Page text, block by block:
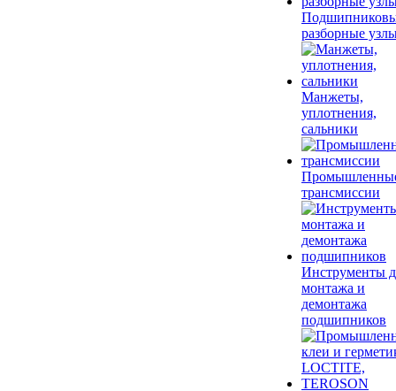
разборные
Манжеты,
уплотнения,
сальники
трансмиссии
Инструменты
монтажа и
демонтажа
подшипников